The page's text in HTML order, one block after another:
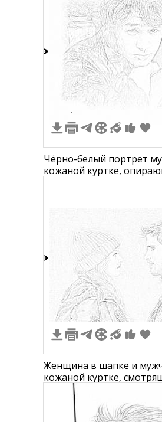
1
Чёрно-белый портрет
кожаной куртке,
1
Женщина в шапке и
кожаной куртке,